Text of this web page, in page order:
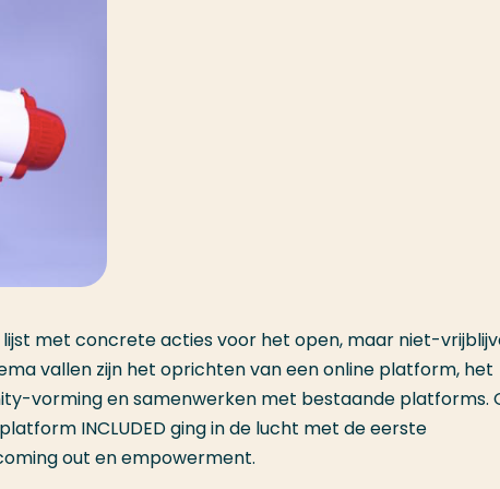
met concrete acties voor het open, maar niet-
vallen zijn het oprichten van een online platform, het
vorming en samenwerken met bestaande platforms.
INCLUDED ging in de lucht met de eerste
out en empowerment.